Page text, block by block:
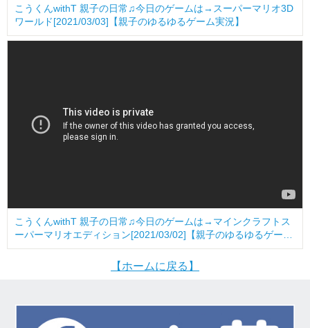
こうくんwithT 親子の日常♫今日のゲームは→スーパーマリオ3D
ワールド[2021/03/03]【親子のゆるゆるゲーム実況】
こうくんwithT 親子の日常♫今日のゲームは→マインクラフトス
ーパーマリオエディション[2021/03/02]【親子のゆるゆるゲーム
実況】
【ホームに戻る】